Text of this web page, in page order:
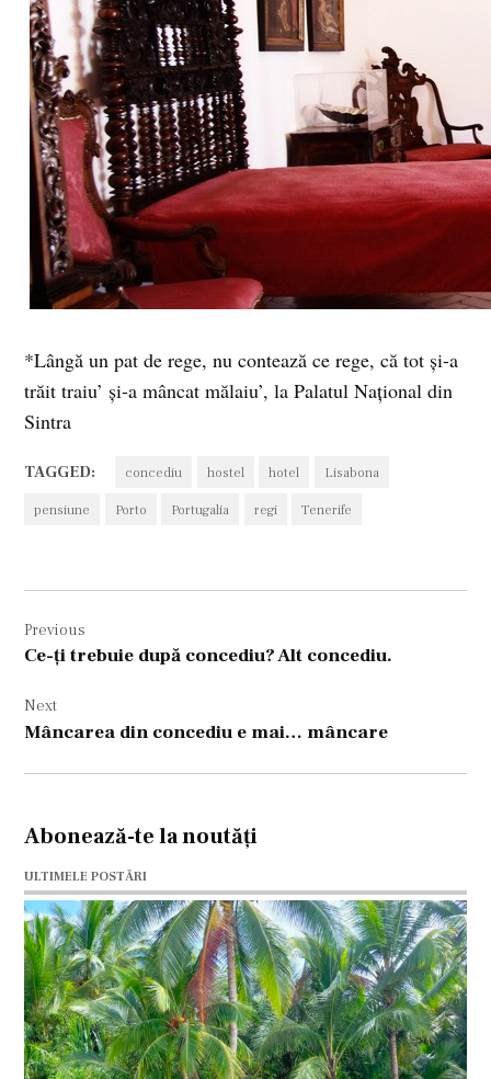
*Lângă un pat de rege, nu contează ce rege, că tot şi-a
trăit traiu’ şi-a mâncat mălaiu’, la Palatul Naţional din
Sintra
TAGGED: concediu hostel hotel Lisabona
pensiune Porto Portugalia regi Tenerife
în
articole
Previous
Ce-ţi trebuie după concediu? Alt concediu.
Next
Mâncarea din concediu e mai… mâncare
Abonează-te la noutăți
ULTIMELE POSTĂRI